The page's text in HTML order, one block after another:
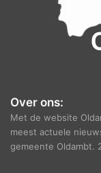
Over ons:
Met de website
meest actuele
gemeente Oldambt.